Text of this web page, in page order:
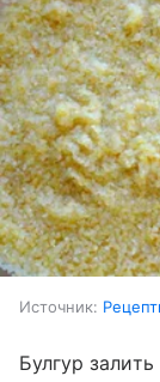
Источник:
Булгур